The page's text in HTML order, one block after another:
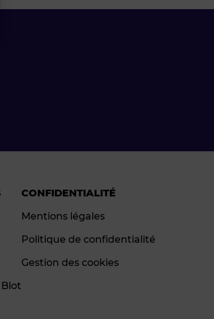
CONFIDENTIALITÉ
Mentions légales
Politique de confidentialité
Gestion des cookies